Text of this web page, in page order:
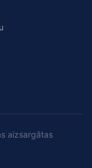
aizsargātas